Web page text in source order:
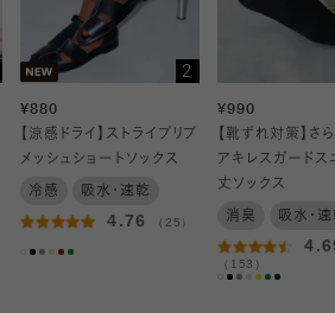
2
¥880
【涼感ドライ】ストライプリブ
メッシュショートソックス
冷感 吸水・速乾
4.76 （25）
¥990
【靴ずれ対策】さ
アキレスガードス
丈ソックス
消臭 吸水・
（153）